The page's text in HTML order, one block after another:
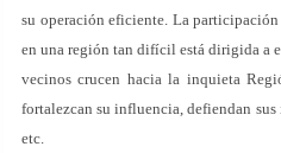
su operación eficiente. La
en una región tan difícil está dirigida a
vecinos crucen hacia la inquieta
fortalezcan su influencia, defiendan
etc.